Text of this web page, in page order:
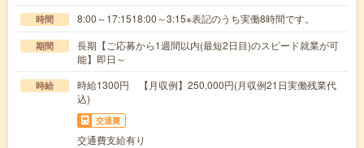
時間 8:00～17:1518:00～3:15※表記のうち実働8時間です。
期間
長期【ご応募から1週間以内(最短2日目)のスピード就業が可
能】即日～
時給
時給1300円 【月収例】250,000円(月収例21日実働残業代
込)
交通費
交通費支給有り